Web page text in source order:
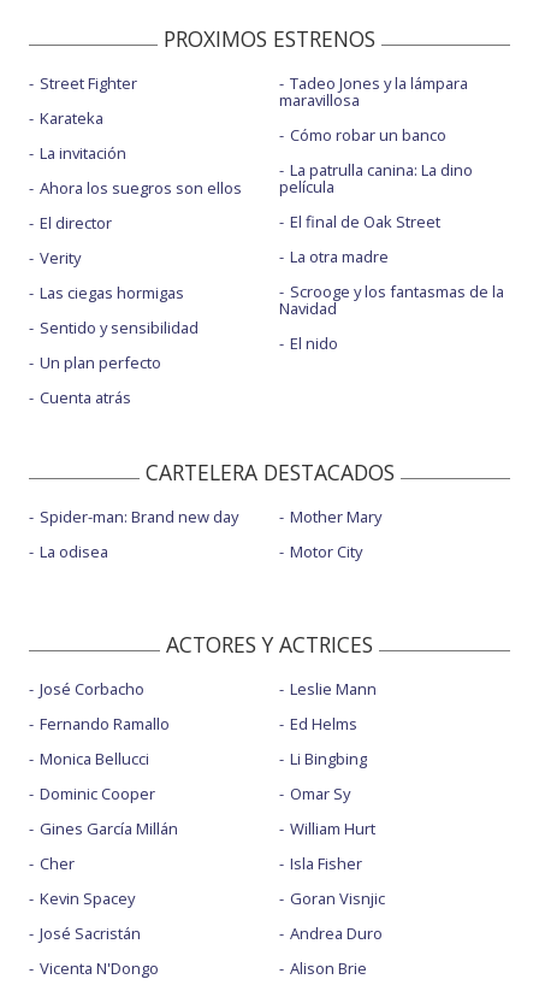
PROXIMOS ESTRENOS
Street Fighter
Karateka
La invitación
Ahora los suegros son ellos
El director
Verity
Las ciegas hormigas
Sentido y sensibilidad
Un plan perfecto
Cuenta atrás
Tadeo Jones y la lámpara
maravillosa
Cómo robar un banco
La patrulla canina: La dino
película
El final de Oak Street
La otra madre
Scrooge y los fantasmas de la
Navidad
El nido
CARTELERA DESTACADOS
Spider-man: Brand new day
La odisea
Mother Mary
Motor City
ACTORES Y ACTRICES
José Corbacho
Fernando Ramallo
Monica Bellucci
Dominic Cooper
Gines García Millán
Cher
Kevin Spacey
José Sacristán
Vicenta N'Dongo
Leslie Mann
Ed Helms
Li Bingbing
Omar Sy
William Hurt
Isla Fisher
Goran Visnjic
Andrea Duro
Alison Brie